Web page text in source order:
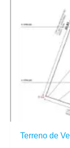
Terreno de